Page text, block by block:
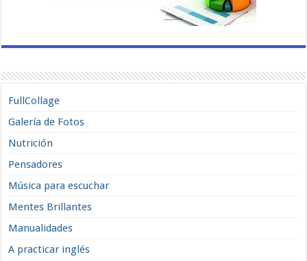
FullCollage
Galería de Fotos
Nutrición
Pensadores
Música para escuchar
Mentes Brillantes
Manualidades
A practicar inglés